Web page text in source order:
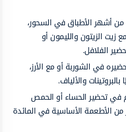
أشهر الأطباق في السحور،
الزيتون والليمون أو
الفلافل.
في الشوربة أو مع الأرز،
والألياف.
في تحضير الحساء أو الحمص
من الأطعمة الأساسية في المائدة